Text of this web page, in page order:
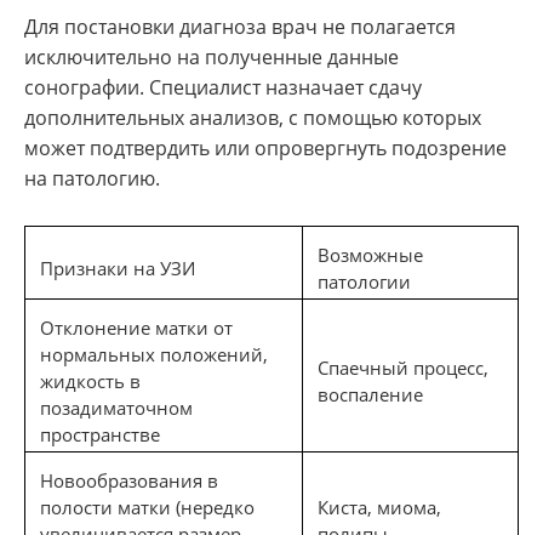
Для постановки диагноза врач не полагается
исключительно на полученные данные
сонографии. Специалист назначает сдачу
дополнительных анализов, с помощью которых
может подтвердить или опровергнуть подозрение
на патологию.
Признаки на УЗИ
Возможные
патологии
Отклонение матки от
нормальных положений,
жидкость в
позадиматочном
пространстве
Спаечный процесс,
воспаление
Новообразования в
полости матки (нередко
Киста, миома,